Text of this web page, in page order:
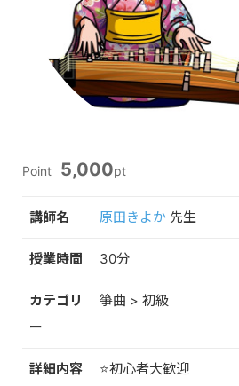
Point 5,000pt
講師名 原田きよか 先生
授業時間 30分
カテゴリ
ー
箏曲 > 初級
詳細内容
⭐️初心者大歓迎